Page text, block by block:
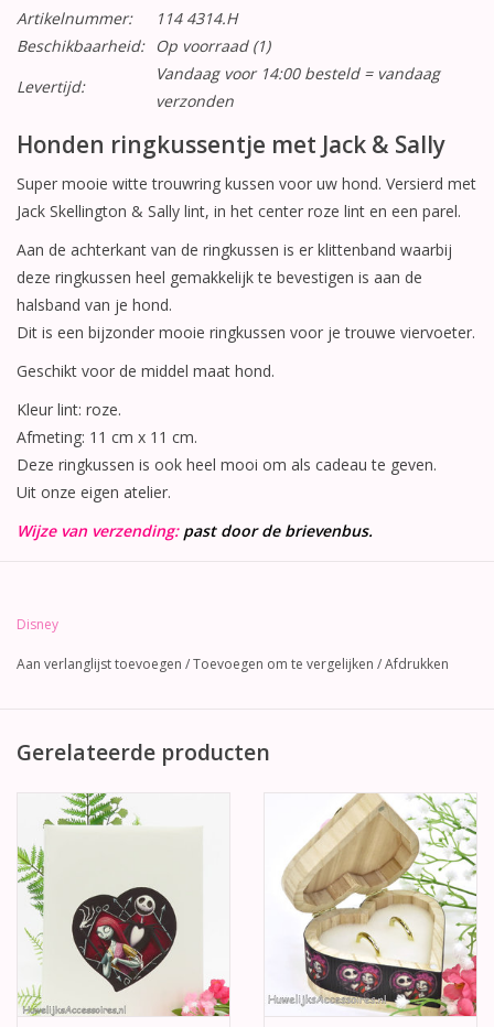
Artikelnummer:
114 4314.H
Beschikbaarheid:
Op voorraad(1)
Levertijd:
Vandaag voor 14:00 besteld = vandaag
verzonden
Honden ringkussentje met Jack & Sally
Super mooie witte trouwring kussen voor uw hond. Versierd met
Jack Skellington & Sally lint, in het center roze lint en een parel.
Aan de achterkant van de ringkussen is er klittenband waarbij
deze ringkussen heel gemakkelijk te bevestigen is aan de
halsband van je hond.
Dit is een bijzonder mooie ringkussen voor je trouwe viervoeter.
Geschikt voor de middel maat hond.
Kleur lint: roze.
Afmeting: 11 cm x 11 cm.
Deze ringkussen is ook heel mooi om als cadeau te geven.
Uit onze eigen atelier.
Wijze van verzending: past door de brievenbus.
Disney
Aan verlanglijst toevoegen /Toevoegen om te vergelijken /Afdrukken
Gerelateerde producten